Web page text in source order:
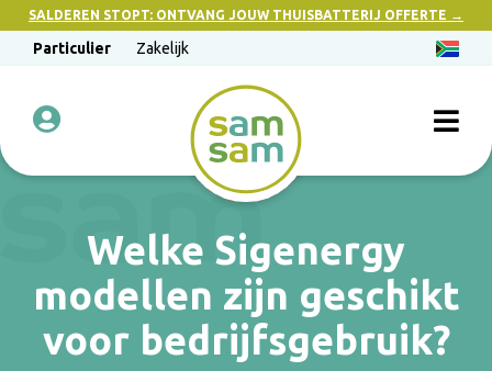
SALDEREN STOPT: ONTVANG JOUW THUISBATTERIJ OFFERTE →
Particulier Zakelijk
Welke Sigenergy
modellen zijn geschikt
voor bedrijfsgebruik?